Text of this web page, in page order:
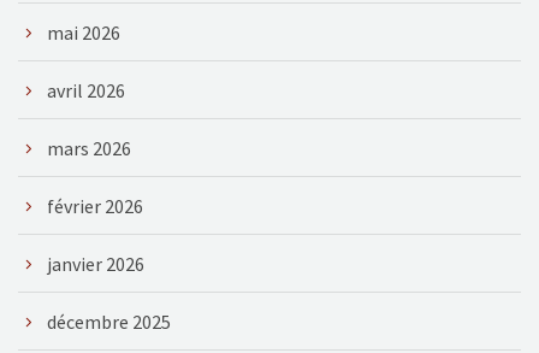
mai 2026
avril 2026
mars 2026
février 2026
janvier 2026
décembre 2025